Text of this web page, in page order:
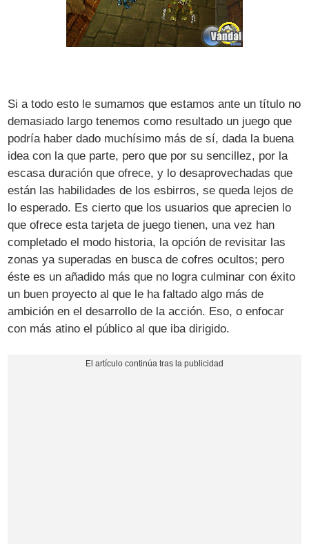
Si a todo esto le sumamos que estamos ante un título no
demasiado largo tenemos como resultado un juego que
podría haber dado muchísimo más de sí, dada la buena
idea con la que parte, pero que por su sencillez, por la
escasa duración que ofrece, y lo desaprovechadas que
están las habilidades de los esbirros, se queda lejos de
lo esperado. Es cierto que los usuarios que aprecien lo
que ofrece esta tarjeta de juego tienen, una vez han
completado el modo historia, la opción de revisitar las
zonas ya superadas en busca de cofres ocultos; pero
éste es un añadido más que no logra culminar con éxito
un buen proyecto al que le ha faltado algo más de
ambición en el desarrollo de la acción. Eso, o enfocar
con más atino el público al que iba dirigido.